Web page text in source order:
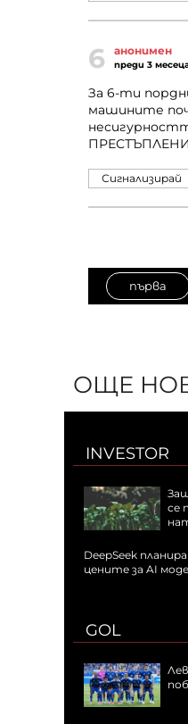
6 анонимен
преди 3
За 6-ти
машините
Сигнализирай
първа
ОЩЕ
INVESTOR
се
DeepSeek
цените за AI
GOL